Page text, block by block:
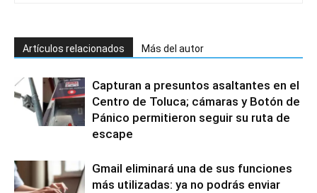
Artículos relacionados Más del autor
Capturan a presuntos asaltantes en el
Centro de Toluca; cámaras y Botón de
Pánico permitieron seguir su ruta de
escape
Gmail eliminará una de sus funciones
más utilizadas: ya no podrás enviar